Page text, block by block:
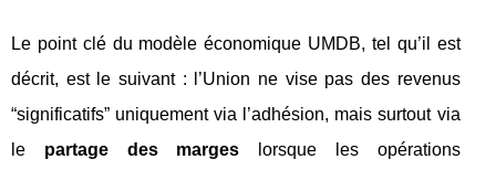
Le point clé du modèle économique UMDB, tel qu’il est
décrit, est le suivant : l’Union ne vise pas des revenus
“significatifs” uniquement via l’adhésion, mais surtout via
le partage des marges lorsque les opérations